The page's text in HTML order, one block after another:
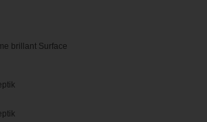
brillant Surface